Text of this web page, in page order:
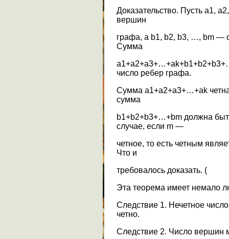
Доказательство. Пусть a1,
вершин
графа, а b1, b2, b3, …, bm —
Сумма
число ребер графа.
Сумма a1+a2+a3+…+ak
сумма
b1+b2+b3+…+bm должна
случае, если m —
четное, то есть четным
Что и
требовалось доказать. (
Эта теорема имеет немало
Следствие 1. Нечетное
четно.
Следствие 2. Число вершин